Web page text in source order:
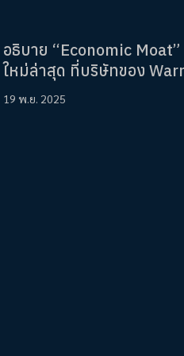
อธิบาย “Economic
ใหม่ล่าสุด ที่บริษัทของ
19 พ.ย. 2025